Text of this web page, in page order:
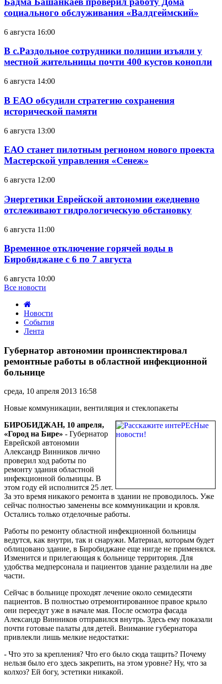
социального обслуживания «Валдгеймский»
6 августа 16:00
В с.Раздольное сотрудники полиции изъяли у
местной жительницы почти 400 кустов конопли
6 августа 14:00
В ЕАО обсудили стратегию сохранения
исторической памяти
6 августа 13:00
ЕАО станет пилотным регионом нового проекта
Мастерской управления «Сенеж»
6 августа 12:00
Энергетики Еврейской автономии ежедневно
отслеживают гидрологическую обстановку
6 августа 11:00
Временное отключение горячей воды в
Биробиджане с 6 по 7 августа
6 августа 10:00
Все новости
Новости
События
Лента
автономии
проинспектировал
ремонтные
работы
областной
больнице
Губернатор автономии проинспектировал
ремонтные работы в областной инфекционной
больнице
среда, 10 апреля 2013 16:58
Новые коммуникации, вентиляция и стеклопакеты
БИРОБИДЖАН, 10 апреля,
«Город на Бире» - Губернатор
Еврейской автономии
Александр Винников лично
проверил ход работы по
ремонту здания областной
инфекционной больницы. В
этом году ей исполнится 25 лет.
За это время никакого ремонта в здании не проводилось. Уже
сейчас полностью заменены все коммуникации и кровля.
Остались только отделочные работы.
Работы по ремонту областной инфекционной больницы
ведутся, как внутри, так и снаружи. Материал, которым будет
облицовано здание, в Биробиджане еще нигде не применялся.
Изменится и прилегающая к больнице территория. Для
удобства медперсонала и пациентов здание разделили на две
части.
Сейчас в больнице проходят лечение около семидесяти
пациентов. В полностью отремонтированное правое крыло
они переедут уже в начале мая. После осмотра фасада
Александр Винников отправился внутрь. Здесь ему показали
почти готовые палаты для детей. Внимание губернатора
привлекли лишь мелкие недостатки:
- Что это за крепления? Что его было сюда тащить? Почему
нельзя было его здесь закрепить, на этом уровне? Ну, что за
колхоз? Ей богу, эстетики никакой.